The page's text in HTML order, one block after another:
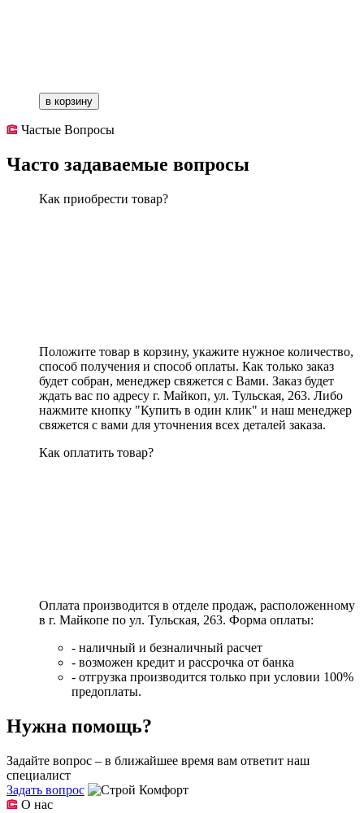
в корзину
Частые Вопросы
Часто задаваемые вопросы
Как приобрести товар?
Положите товар в корзину, укажите нужное количество,
способ получения и способ оплаты. Как только заказ
будет собран, менеджер свяжется с Вами. Заказ будет
ждать вас по адресу г. Майкоп, ул. Тульская, 263. Либо
нажмите кнопку "Купить в один клик" и наш менеджер
свяжется с вами для уточнения всех деталей заказа.
Как оплатить товар?
Оплата производится в отделе продаж, расположенному
в г. Майкопе по ул. Тульская, 263. Форма оплаты:
- наличный и безналичный расчет
- возможен кредит и рассрочка от банка
- отгрузка производится только при условии 100%
предоплаты.
Нужна помощь?
Задайте вопрос – в ближайшее время вам ответит наш
специалист
Задать вопрос
О нас